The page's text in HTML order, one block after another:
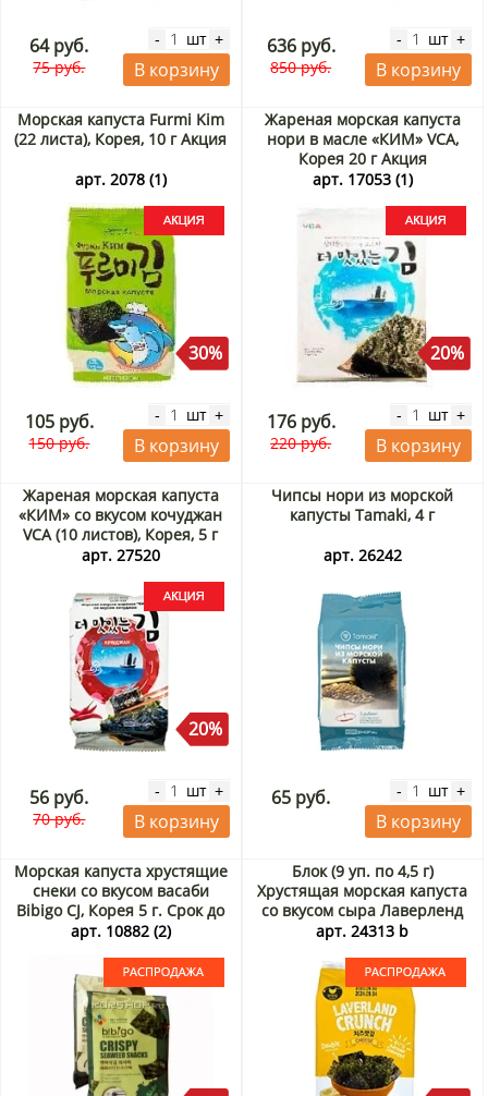
64 руб.
75 руб.
- шт +
В корзину
636 руб.
850 руб.
- шт +
В корзину
Морская капуста Furmi Kim
(22 листа), Корея, 10 г Акция
арт. 2078 (1)
30%
105 руб.
150 руб.
- шт +
В корзину
Жареная морская капуста
нори в масле «КИМ» VCA,
Корея 20 г Акция
арт. 17053 (1)
20%
176 руб.
220 руб.
- шт +
В корзину
Жареная морская капуста
«КИМ» со вкусом кочуджан
VCA (10 листов), Корея, 5 г
Акция
арт. 27520
20%
56 руб.
70 руб.
- шт +
В корзину
Чипсы нори из морской
капусты Tamaki, 4 г
арт. 26242
65 руб. - шт +
В корзину
Морская капуста хрустящие
снеки со вкусом васаби
Bibigo CJ, Корея 5 г. Срок до
27.08.2026. Распродажа
арт. 10882 (2)
Блок (9 уп. по 4,5 г)
Хрустящая морская капуста
со вкусом сыра Лаверленд
Манджун / Laverland
Срок до 19.09.2026.
Распродажа
арт. 24313 b